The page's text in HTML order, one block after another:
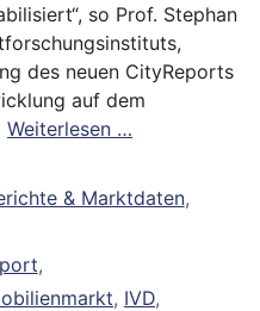
so Prof. Stephan
des neuen CityReports
auf dem
Weiterlesen …
& Marktdaten,
,
, IVD,